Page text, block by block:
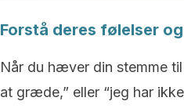
Forstå deres følelser
Når du hæver din stemme
at græde,” eller “jeg har